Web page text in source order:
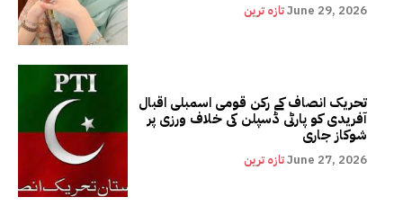
تازہ ترینJune 29, 2026
تحریک انصاف کے رکن قومی اسمبلی اقبال
آفریدی کو پارٹی ڈسپلن کی خلاف ورزی پر
شوکاز جاری
تازہ ترینJune 27, 2026